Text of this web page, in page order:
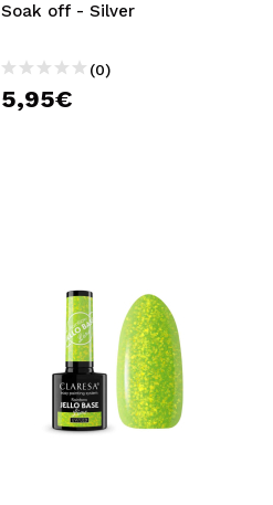
Soak off - Silver
(0)
5,95€